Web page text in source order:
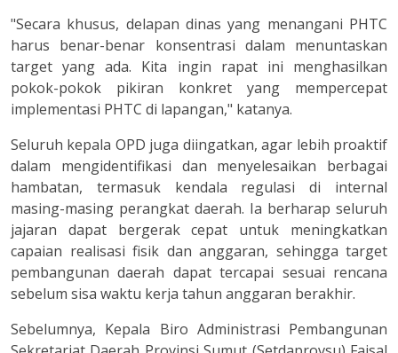
"Secara khusus, delapan dinas yang menangani PHTC
harus benar-benar konsentrasi dalam menuntaskan
target yang ada. Kita ingin rapat ini menghasilkan
pokok-pokok pikiran konkret yang mempercepat
implementasi PHTC di lapangan," katanya.
Seluruh kepala OPD juga diingatkan, agar lebih proaktif
dalam mengidentifikasi dan menyelesaikan berbagai
hambatan, termasuk kendala regulasi di internal
masing-masing perangkat daerah. Ia berharap seluruh
jajaran dapat bergerak cepat untuk meningkatkan
capaian realisasi fisik dan anggaran, sehingga target
pembangunan daerah dapat tercapai sesuai rencana
sebelum sisa waktu kerja tahun anggaran berakhir.
Sebelumnya, Kepala Biro Administrasi Pembangunan